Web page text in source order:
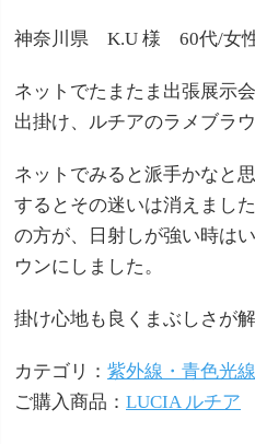
神奈川県 K.U 様 60代/女
ネットでたまたま出張展示
出掛け、ルチアのラメブラ
ネットでみると派手かなと
するとその迷いは消えまし
の方が、日射しが強い時は
ウンにしました。
掛け心地も良くまぶしさが
カテゴリ： 紫外線・青色光
ご購入商品： LUCIA ルチア